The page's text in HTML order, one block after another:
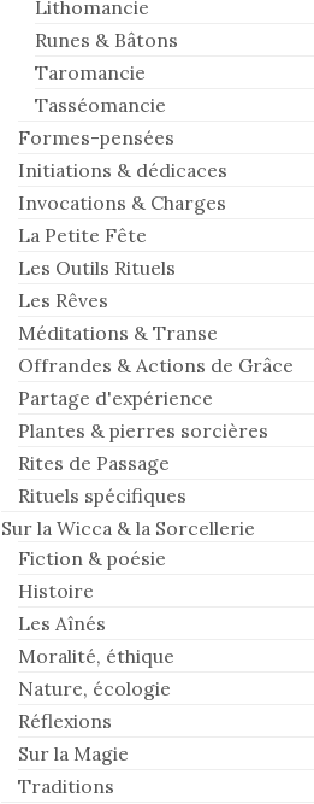
Lithomancie
Runes & Bâtons
Taromancie
Tasséomancie
Formes-pensées
Initiations & dédicaces
Invocations & Charges
La Petite Fête
Les Outils Rituels
Les Rêves
Méditations & Transe
Offrandes & Actions de Grâce
Partage d'expérience
Plantes & pierres sorcières
Rites de Passage
Rituels spécifiques
Sur la Wicca & la Sorcellerie
Fiction & poésie
Histoire
Les Aînés
Moralité, éthique
Nature, écologie
Réflexions
Sur la Magie
Traditions